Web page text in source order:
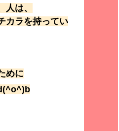
人は、
カラを持ってい
めに